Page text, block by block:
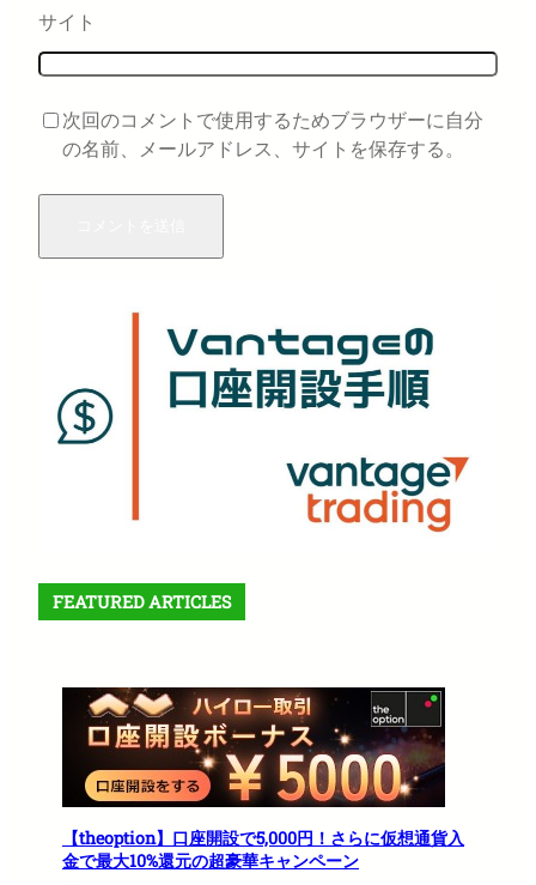
サイト
次回のコメントで使用するためブラウザーに自分
の名前、メールアドレス、サイトを保存する。
FEATURED ARTICLES
【theoption】口座開設で5,000円！さらに仮想通貨入
金で最大10%還元の超豪華キャンペーン